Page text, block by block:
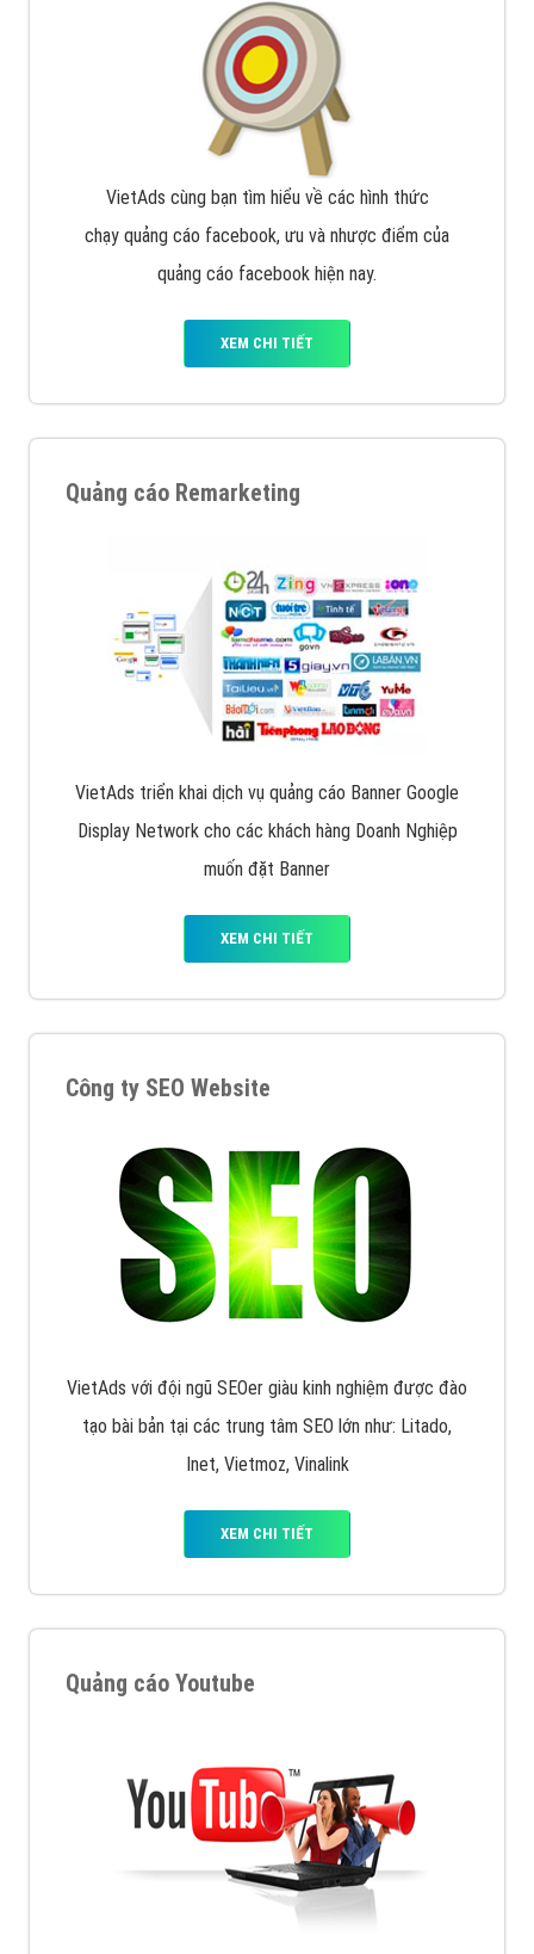
VietAds cùng bạn tìm hiểu về các hình thức
chạy quảng cáo facebook, ưu và nhược điểm của
quảng cáo facebook hiện nay.
XEM CHI TIẾT
Quảng cáo Remarketing
VietAds triển khai dịch vụ quảng cáo Banner Google
Display Network cho các khách hàng Doanh Nghiệp
muốn đặt Banner
XEM CHI TIẾT
Công ty SEO Website
VietAds với đội ngũ SEOer giàu kinh nghiệm được đào
tạo bài bản tại các trung tâm SEO lớn như: Litado,
Inet, Vietmoz, Vinalink
XEM CHI TIẾT
Quảng cáo Youtube